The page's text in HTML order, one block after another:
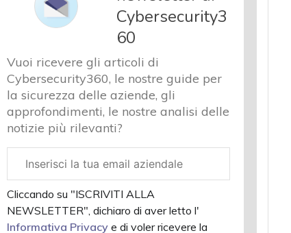
Cybersecurity3
60
Vuoi ricevere gli articoli di
Cybersecurity360, le nostre guide per
la sicurezza delle aziende, gli
approfondimenti, le nostre analisi delle
notizie più rilevanti?
aziendale
Cliccando su "ISCRIVITI ALLA
NEWSLETTER", dichiaro di aver letto l'
Informativa Privacy e di voler ricevere la